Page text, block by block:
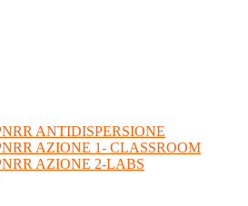
ANTIDISPERSIONE
AZIONE 1- CLASSROOM
AZIONE 2-LABS